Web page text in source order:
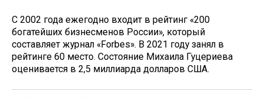
С 2002 года ежегодно входит в рейтинг «200
богатейших бизнесменов России», который
составляет журнал «Forbes». В 2021 году занял в
рейтинге 60 место. Состояние Михаила Гуцериева
оценивается в 2,5 миллиарда долларов США.